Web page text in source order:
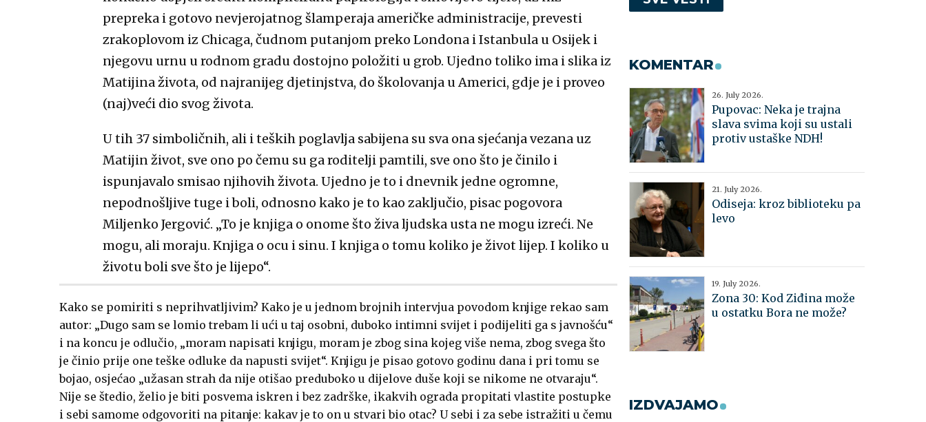
prepreka i gotovo nevjerojatnog šlamperaja američke administracije, prevesti
zrakoplovom iz Chicaga, čudnom putanjom preko Londona i Istanbula u Osijek i
njegovu urnu u rodnom gradu dostojno položiti u grob. Ujedno toliko ima i slika iz
Matijina života, od najranijeg djetinjstva, do školovanja u Americi, gdje je i proveo
(naj)veći dio svog života.
U tih 37 simboličnih, ali i teških poglavlja sabijena su sva ona sjećanja vezana uz
Matijin život, sve ono po čemu su ga roditelji pamtili, sve ono što je činilo i
ispunjavalo smisao njihovih života. Ujedno je to i dnevnik jedne ogromne,
nepodnošljive tuge i boli, odnosno kako je to kao zaključio, pisac pogovora
Miljenko Jergović. „To je knjiga o onome što živa ljudska usta ne mogu izreći. Ne
mogu, ali moraju. Knjiga o ocu i sinu. I knjiga o tomu koliko je život lijep. I koliko u
životu boli sve što je lijepo“.
Kako se pomiriti s neprihvatljivim? Kako je u jednom brojnih intervjua povodom knjige rekao sam
autor: „Dugo sam se lomio trebam li ući u taj osobni, duboko intimni svijet i podijeliti ga s javnošću“
i na koncu je odlučio, „moram napisati knjigu, moram je zbog sina kojeg više nema, zbog svega što
je činio prije one teške odluke da napusti svijet“. Knjigu je pisao gotovo godinu dana i pri tomu se
bojao, osjećao „užasan strah da nije otišao preduboko u dijelove duše koji se nikome ne otvaraju“.
Nije se štedio, želio je biti posvema iskren i bez zadrške, ikakvih ograda propitati vlastite postupke
i sebi samome odgovoriti na pitanje: kakav je to on u stvari bio otac? U sebi i za sebe istražiti u čemu
KOMENTAR
26. July 2026.
Pupovac: Neka je trajna
slava svima koji su ustali
protiv ustaške NDH!
21. July 2026.
Odiseja: kroz biblioteku pa
levo
19. July 2026.
Zona 30: Kod Ziđina može
u ostatku Bora ne može?
IZDVAJAMO